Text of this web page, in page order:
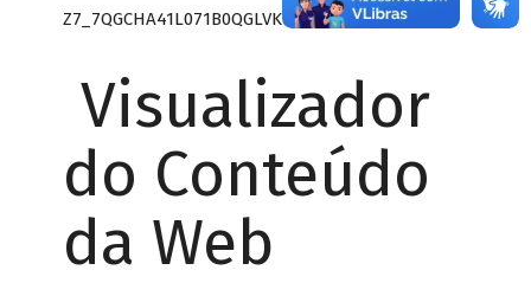
Z7_7QGCHA41L071B0QGLVK8P22GJ7
Visualizador
do Conteúdo
da Web